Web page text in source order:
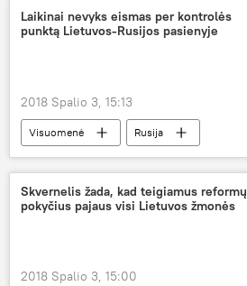
Laikinai nevyks eismas per kontrolės
punktą Lietuvos-Rusijos pasienyje
2018 Spalio 3, 15:13
Visuomenė Rusija
Skvernelis žada, kad teigiamus reformų
pokyčius pajaus visi Lietuvos žmonės
2018 Spalio 3, 15:00